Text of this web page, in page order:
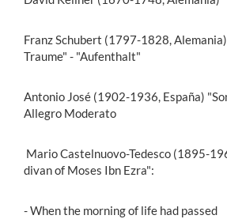
Franz Schubert (1797-1828,
Traume" - "Aufenthalt"
Antonio José (1902-1936, España)
Allegro Moderato
Mario Castelnuovo-Tedesco (1895-
divan of Moses Ibn Ezra":
- When the morning of life had passed